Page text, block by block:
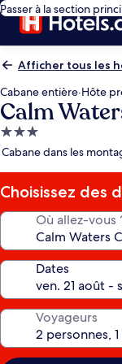
Passer à la section
Afficher tous les
Cabane entière·Hôte
Calm
Hébergement
3.0 étoiles
Cabane dans les
Choisissez des
Où allez-vous
Dates
Voyageurs